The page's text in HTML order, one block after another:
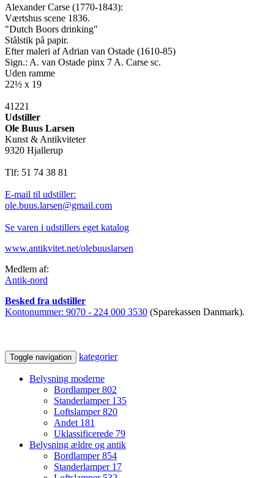
Alexander Carse (1770-1843):
Værtshus scene 1836.
"Dutch Boors drinking"
Stålstik på papir.
Efter maleri af Adrian van Ostade (1610-85)
Sign.: A. van Ostade pinx 7 A. Carse sc.
Uden ramme
22½ x 19
41221
Udstiller
Ole Buus Larsen
Kunst & Antikviteter
9320 Hjallerup
Tlf: 51 74 38 81
E-mail til udstiller:
ole.buus.larsen@gmail.com
Se varen i udstillers eget katalog
www.antikvitet.net/olebuuslarsen
Medlem af:
Antik-nord
Besked fra udstiller
Kontonummer: 9070 - 224 000 3530 (Sparekassen Danmark).
Toggle navigation kategorier
Belysning moderne
Bordlamper802
Standerlamper 135
Loftslamper820
Andet 181
Uklassificerede 79
Belysning ældre og antik
Bordlamper854
Standerlamper 17